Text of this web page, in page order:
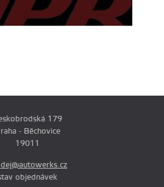
179
- Běchovice
19011
objednávek